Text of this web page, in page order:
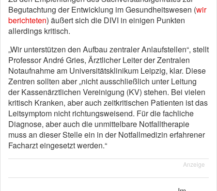
Begutachtung der Entwicklung im Gesundheitswesen (wir
berichteten) äußert sich die DIVI in einigen Punkten
allerdings kritisch.
„Wir unterstützen den Aufbau zentraler Anlaufstellen“, stellt
Professor André Gries, Ärztlicher Leiter der Zentralen
Notaufnahme am Universitätsklinikum Leipzig, klar. Diese
Zentren sollten aber „nicht ausschließlich unter Leitung
der Kassenärztlichen Vereinigung (KV) stehen. Bei vielen
kritisch Kranken, aber auch zeitkritischen Patienten ist das
Leitsymptom nicht richtungsweisend. Für die fachliche
Diagnose, aber auch die unmittelbare Notfalltherapie
muss an dieser Stelle ein in der Notfallmedizin erfahrener
Facharzt eingesetzt werden.“
Anzeige